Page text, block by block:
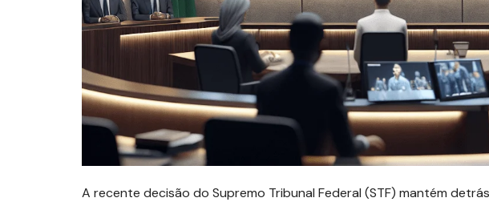
A recente decisão do Supremo Tribunal Federal (STF) mantém